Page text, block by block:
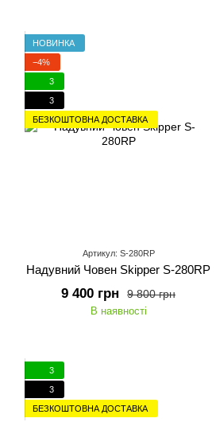
НОВИНКА
−4%
3
3
БЕЗКОШТОВНА ДОСТАВКА
Артикул: S-280RP
Надувний Човен Skipper S-280RP
9 800 грн
9 400 грн
В наявності
3
3
БЕЗКОШТОВНА ДОСТАВКА